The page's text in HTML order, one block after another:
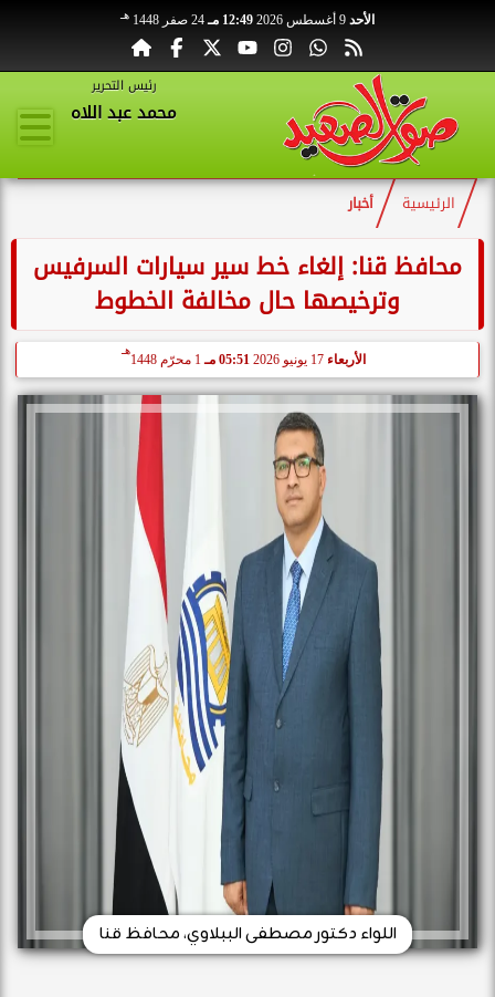
الأحد 12:49 مـ 24 صفر 1448 هـ
رئيس التحرير
محمد عبد اللاه
الرئيسية أخبار
محافظ قنا: إلغاء خط سير سيارات السرفيس
وترخيصها حال مخالفة الخطوط
الأربعاء 17 يونيو 2026 05:51 مـ 1 محرّم 1448
هـ
اللواء دكتور مصطفى الببلاوي، محافظ قنا